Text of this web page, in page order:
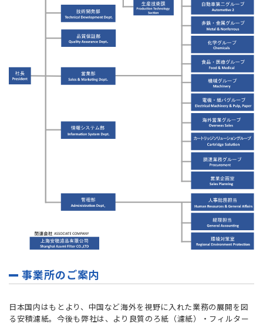
事業所のご案内
日本国内はもとより、中国など海外を視野に入れた業務の展開を図
る安積濾紙。今後も弊社は、より良質のろ紙（濾紙）・フィルター